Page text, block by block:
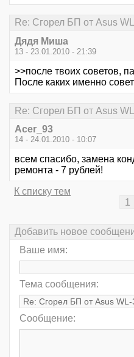
Re: Сгорел БП от Asus
Дядя Миша
13 - 23.01.2010 - 21:39
>>после твоих советов,
После каких именно
Re: Сгорел БП от Asus
Acer_93
14 - 24.01.2010 - 10:07
всем спасибо, замена
ремонта - 7 рублей!
К списку тем
1
Добавить новое
Ваше имя:
Тема сообщения:
Сообщение: